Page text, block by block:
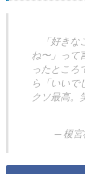
「好き
ね〜」って
ったところ
ら「いいで
クソ最高。
— 榎宮